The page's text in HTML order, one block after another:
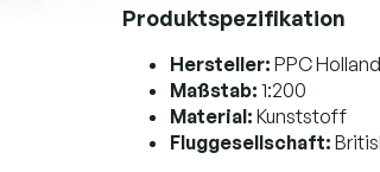
Produktspezifikation
Hersteller: PPC Holland
Maßstab: 1:200
Material: Kunststoff
Fluggesellschaft: